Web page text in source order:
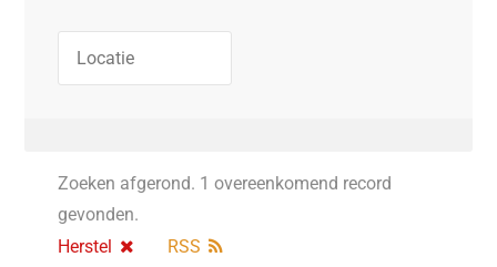
Zoeken afgerond. 1 overeenkomend record
gevonden.
Herstel
RSS